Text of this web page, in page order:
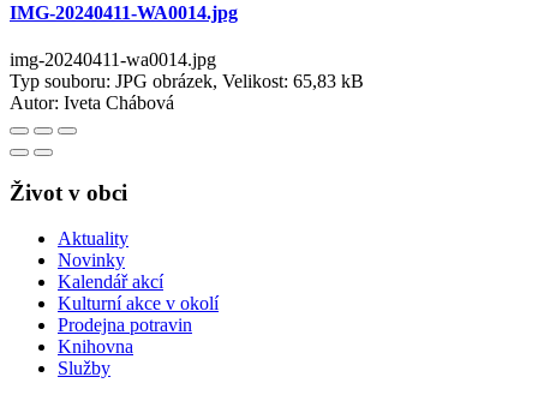
IMG-20240411-WA0014.jpg
img-20240411-wa0014.jpg
Typ souboru: JPG obrázek, Velikost: 65,83 kB
Autor: Iveta Chábová
Život v obci
Aktuality
Novinky
Kalendář akcí
Kulturní akce v okolí
Prodejna potravin
Knihovna
Služby